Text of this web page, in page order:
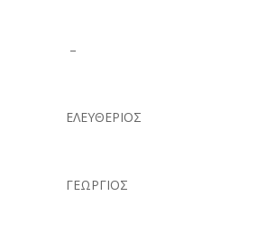
–
ΕΛΕΥΘΕΡΙΟΣ
ΓΕΩΡΓΙΟΣ